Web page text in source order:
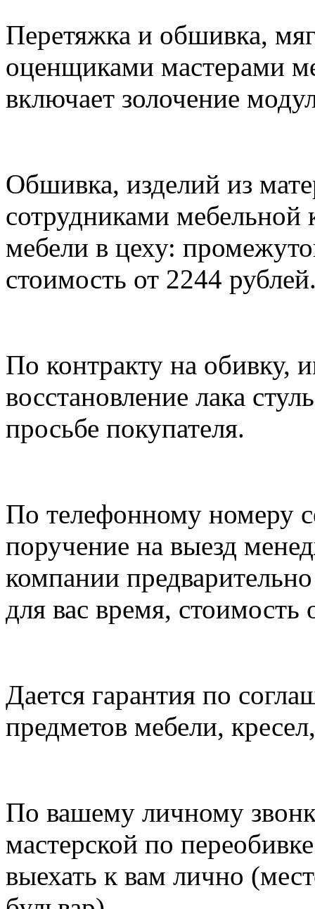
Перетяжка и обшивка,
оценщиками мастерами
включает золочение
Обшивка, изделий из
сотрудниками
мебели в цеху:
стоимость от 2244
По контракту на обивку,
восстановление лака
просьбе покупателя.
По телефонному номеру
поручение на выезд
компании
для вас время, стоимость
Дается гарантия по
предметов мебели,
По вашему личному
мастерской по
выехать к вам лично